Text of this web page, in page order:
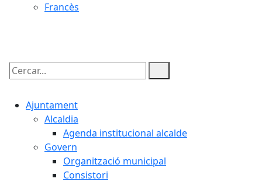
Francès
Cercar:
Ajuntament
Alcaldia
Agenda institucional alcalde
Govern
Organització municipal
Consistori